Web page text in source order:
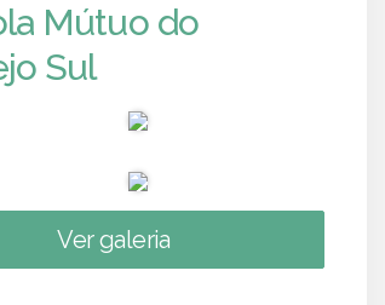
Mútuo do
Sul
Ver galeria